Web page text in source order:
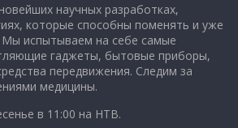
научных разработках,
которые способны поменять и уже
испытываем на себе самые
гаджеты, бытовые приборы,
передвижения. Следим за
медицины.
в 11:00 на НТВ.